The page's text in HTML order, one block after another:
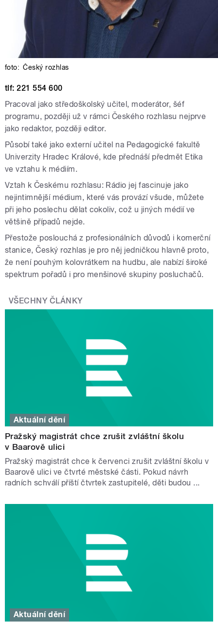
foto: Český rozhlas
tlf: 221 554 600
Pracoval jako středoškolský učitel, moderátor, šéf
programu, později už v rámci Českého rozhlasu nejprve
jako redaktor, později editor.
Působí také jako externí učitel na Pedagogické fakultě
Univerzity Hradec Králové, kde přednáší předmět Etika
ve vztahu k médiím.
Vztah k Českému rozhlasu: Rádio jej fascinuje jako
nejintimnější médium, které vás provází všude, můžete
při jeho poslechu dělat cokoliv, což u jiných médií ve
většině případů nejde.
Přestože poslouchá z profesionálních důvodů i komerční
stanice, Český rozhlas je pro něj jedničkou hlavně proto,
že není pouhým kolovrátkem na hudbu, ale nabízí široké
spektrum pořadů i pro menšinové skupiny posluchačů.
VŠECHNY ČLÁNKY
Aktuální dění
Pražský magistrát chce zrušit zvláštní školu
v Baarově ulici
Pražský magistrát chce k červenci zrušit zvláštní školu v
Baarově ulici ve čtvrté městské části. Pokud návrh
radních schválí příští čtvrtek zastupitelé, děti budou ...
Aktuální dění